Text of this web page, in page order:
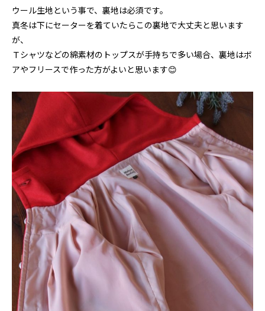
ウール生地という事で、裏地は必須です。
真冬は下にセーターを着ていたらこの裏地で大丈夫と思います
が、
Ｔシャツなどの綿素材のトップスが手持ちで多い場合、裏地はボ
アやフリースで作った方がよいと思います😊